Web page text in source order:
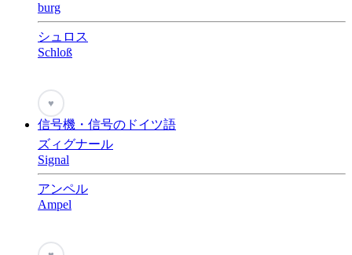
burg
シュロス
Schloß
♥
信号機・信号のドイツ語
ズィグナール
Signal
アンペル
Ampel